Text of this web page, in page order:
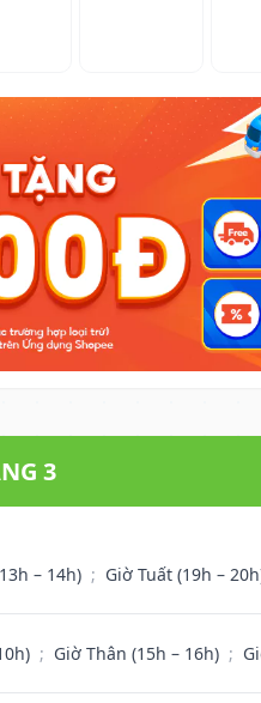
3
– 14h) ; Giờ Tuất (19h –
; Giờ Thân (15h – 16h) ;